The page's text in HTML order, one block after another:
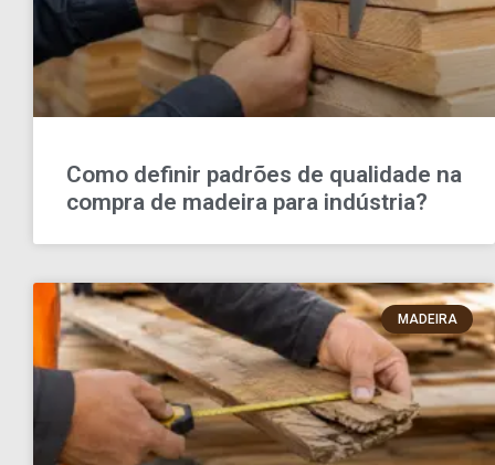
Como definir padrões de qualidade na
compra de madeira para indústria?
MADEIRA